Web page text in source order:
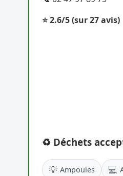
⭐ 2.6/5(sur 27 avis)
♻️ Déchets
💡 Ampoules 💻